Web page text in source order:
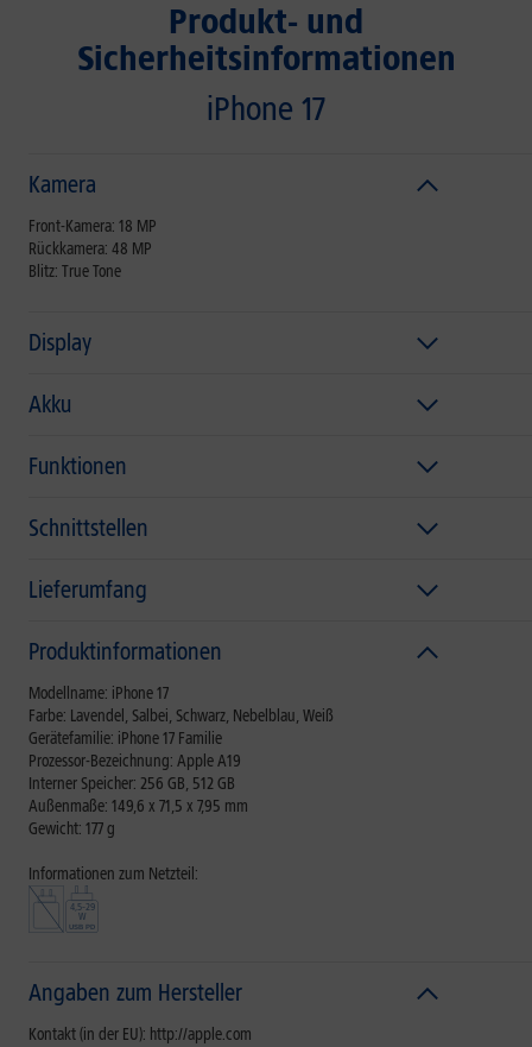
Produkt- und
Sicherheitsinformationen
iPhone 17
Kamera
Front-Kamera: 18 MP
Rückkamera: 48 MP
Blitz: True Tone
Display
Akku
Funktionen
Schnittstellen
Lieferumfang
Produktinformationen
Modellname: iPhone 17
Farbe: Lavendel, Salbei, Schwarz, Nebelblau, Weiß
Gerätefamilie: iPhone 17 Familie
Prozessor-Bezeichnung: Apple A19
Interner Speicher: 256 GB, 512 GB
Außenmaße: 149,6 x 71,5 x 7,95 mm
Gewicht: 177 g
Informationen zum Netzteil:
Angaben zum Hersteller
Kontakt (in der EU): http://apple.com